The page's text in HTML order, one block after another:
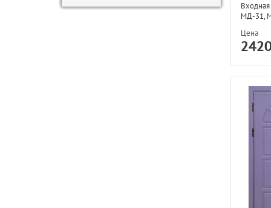
Входная
МД-31,
Цена